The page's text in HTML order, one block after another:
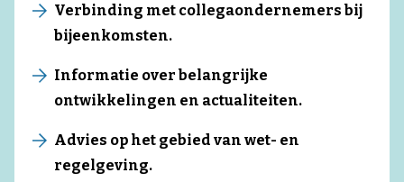
Verbinding met collegaondernemers bij
bijeenkomsten.
Informatie over belangrijke
ontwikkelingen en actualiteiten.
Advies op het gebied van wet- en
regelgeving.